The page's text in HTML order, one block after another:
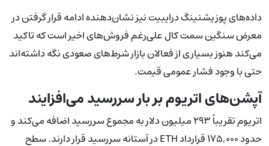
داده‌های پوزیشنینگ درایبیت نیز نشان‌دهنده ادامه قرار گرفتن در
معرض سنگین سمت کال علی‌رغم فروش‌های اخیر است که تاکید
می‌کند هنوز بسیاری از فعالان بازار شرط‌های صعودی نگه داشته‌اند
حتی با وجود فشار عمومی قیمت.
آپشن‌های اتریوم بر بار سررسید می‌افزایند
اتریوم تقریباً ۲۹۳ میلیون دلار به مجموع سررسید اضافه می‌کند و
حدود ۱۷۵,۰۰۰ قرارداد ETH در آستانه سررسید قرار دارند. سطح